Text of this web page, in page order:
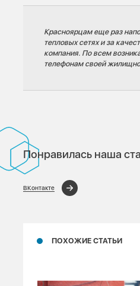
Красноярцам еще раз
тепловых сетях и за
компания. По всем
телефонам своей
Понравилась наша
ВКонтакте
ПОХОЖИЕ СТАТЬИ